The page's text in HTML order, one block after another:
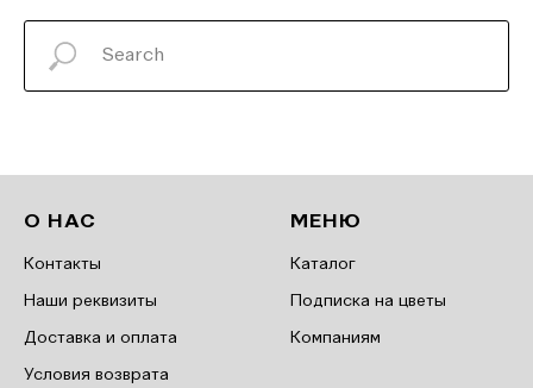
О НАС
Контакты
Наши реквизиты
Доставка и оплата
Условия возврата
МЕНЮ
Каталог
Подписка на цветы
Компаниям